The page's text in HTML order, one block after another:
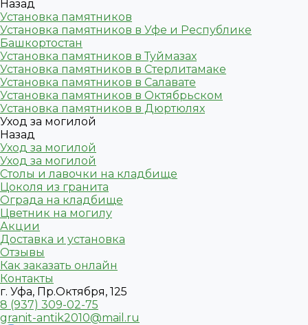
Назад
Установка памятников
Установка памятников в Уфе и Республике
Башкортостан
Установка памятников в Туймазах
Установка памятников в Стерлитамаке
Установка памятников в Салавате
Установка памятников в Октябрьском
Установка памятников в Дюртюлях
Уход за могилой
Назад
Уход за могилой
Уход за могилой
Столы и лавочки на кладбище
Цоколя из гранита
Ограда на кладбище
Цветник на могилу
Акции
Доставка и установка
Отзывы
Как заказать онлайн
Контакты
г. Уфа, Пр.Октября, 125
8 (937) 309-02-75
granit-antik2010@mail.ru